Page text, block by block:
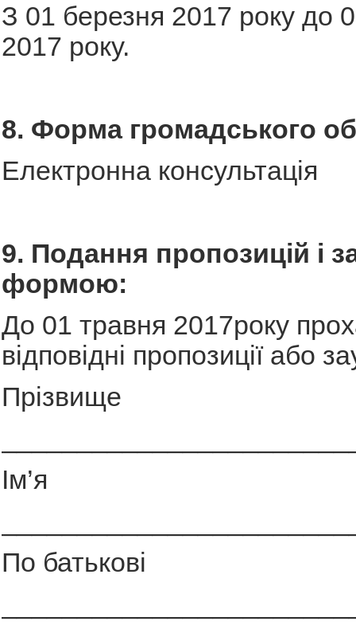
З 01 березня 2017 року до
2017 року.
8. Форма громадського
Електронна консультація
9. Подання пропозицій і
формою:
До 01 травня 2017року
відповідні пропозиції або
Прізвище
Ім’я
По батькові